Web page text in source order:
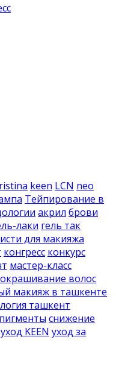
keen LCN neo
Тейпирование в
акрил брови
лаки гель так
для макияжа
конгресс конкурс
мастер-класс
окрашивание волос
макияж в ташкенте
ташкент
снижение
уход KEEN уход за